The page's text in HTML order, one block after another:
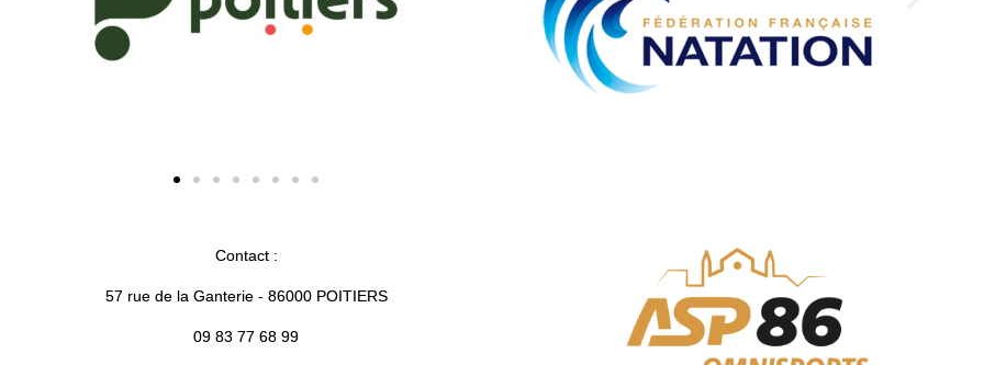
Contact :
57 rue de la Ganterie - 86000 POITIERS
09 83 77 68 99